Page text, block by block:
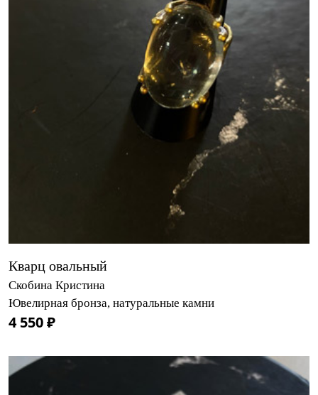
Кварц овальный
Скобина Кристина
Ювелирная бронза, натуральные камни
4 550 ₽